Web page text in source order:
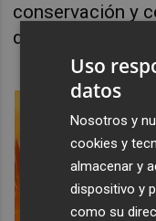
conservación y
dinámico para la
Uso
datos
Nosotros y
cookies y
almacenar y
dispositivo y
como su